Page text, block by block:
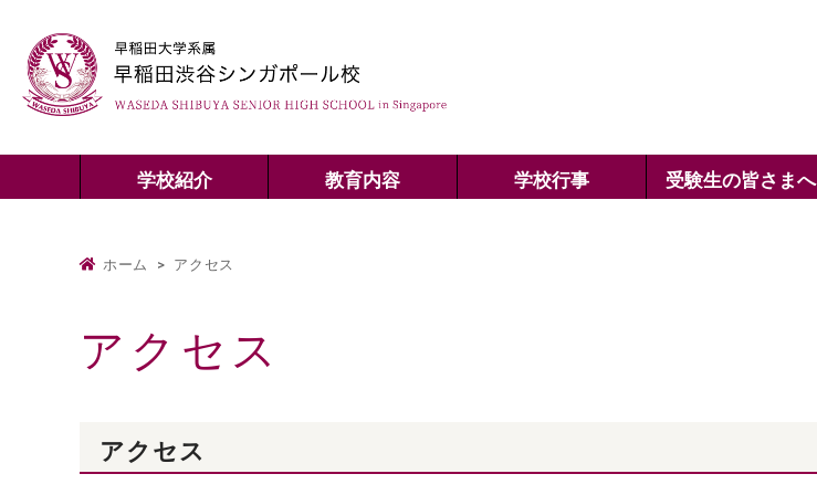
学校紹介 教育内容 学校行事 受験生の皆さまへ
ホーム > アクセス
アクセス
アクセス